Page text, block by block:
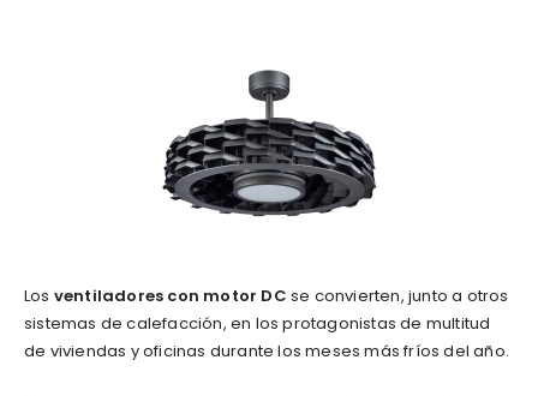
Los ventiladores con motor DC se convierten, junto a otros
sistemas de calefacción, en los protagonistas de multitud
de viviendas y oficinas durante los meses más fríos del año.